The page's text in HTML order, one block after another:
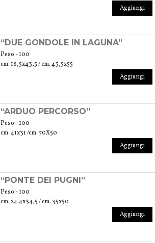
Aggiungi
“DUE GONDOLE IN LAGUNA”
Peso - 100
cm. 18,5x43,5 / cm. 43,5x55
Aggiungi
“ARDUO PERCORSO”
Peso - 100
cm. 41x31 /cm. 70X50
Aggiungi
“PONTE DEI PUGNI”
Peso - 100
cm. 24.4x34,5 / cm. 35x50
Aggiungi